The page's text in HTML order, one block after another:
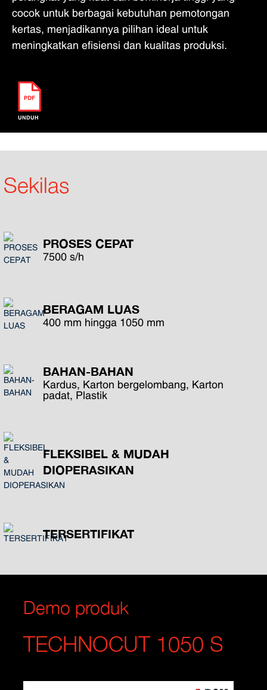
cocok untuk berbagai kebutuhan pemotongan
kertas, menjadikannya pilihan ideal untuk
meningkatkan efisiensi dan kualitas produksi.
UNDUH
Sekilas
PROSES CEPAT
7500 s/h
BERAGAM LUAS
400 mm hingga 1050 mm
BAHAN-BAHAN
Kardus, Karton bergelombang, Karton
padat, Plastik
FLEKSIBEL & MUDAH
DIOPERASIKAN
TERSERTIFIKAT
Demo produk
TECHNOCUT 1050 S